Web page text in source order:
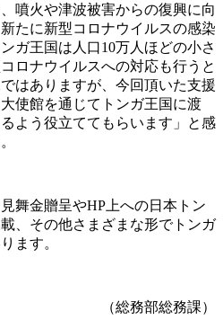
噴火や津波被害からの復興に向
たに新型コロナウイルスの感染
ガ王国は人口10万人ほどの小さ
ロナウイルスへの対応も行うと
はありますが、今回頂いた支援
使館を通じてトンガ王国に渡
よう役立ててもらいます」と感
舞金贈呈やHP上への日本トン
、その他さまざまな形でトンガ
ます。
（総務部総務課）